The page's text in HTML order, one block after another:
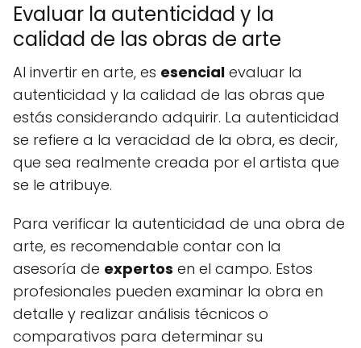
Evaluar la autenticidad y la
calidad de las obras de arte
Al invertir en arte, es esencial evaluar la
autenticidad y la calidad de las obras que
estás considerando adquirir. La autenticidad
se refiere a la veracidad de la obra, es decir,
que sea realmente creada por el artista que
se le atribuye.
Para verificar la autenticidad de una obra de
arte, es recomendable contar con la
asesoría de expertos en el campo. Estos
profesionales pueden examinar la obra en
detalle y realizar análisis técnicos o
comparativos para determinar su